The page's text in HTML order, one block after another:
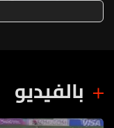
بالفيديو